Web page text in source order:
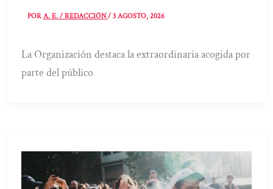
PORA. E. / REDACCIÓN/3 AGOSTO, 2026
La Organización destaca la extraordinaria acogida por
parte del público